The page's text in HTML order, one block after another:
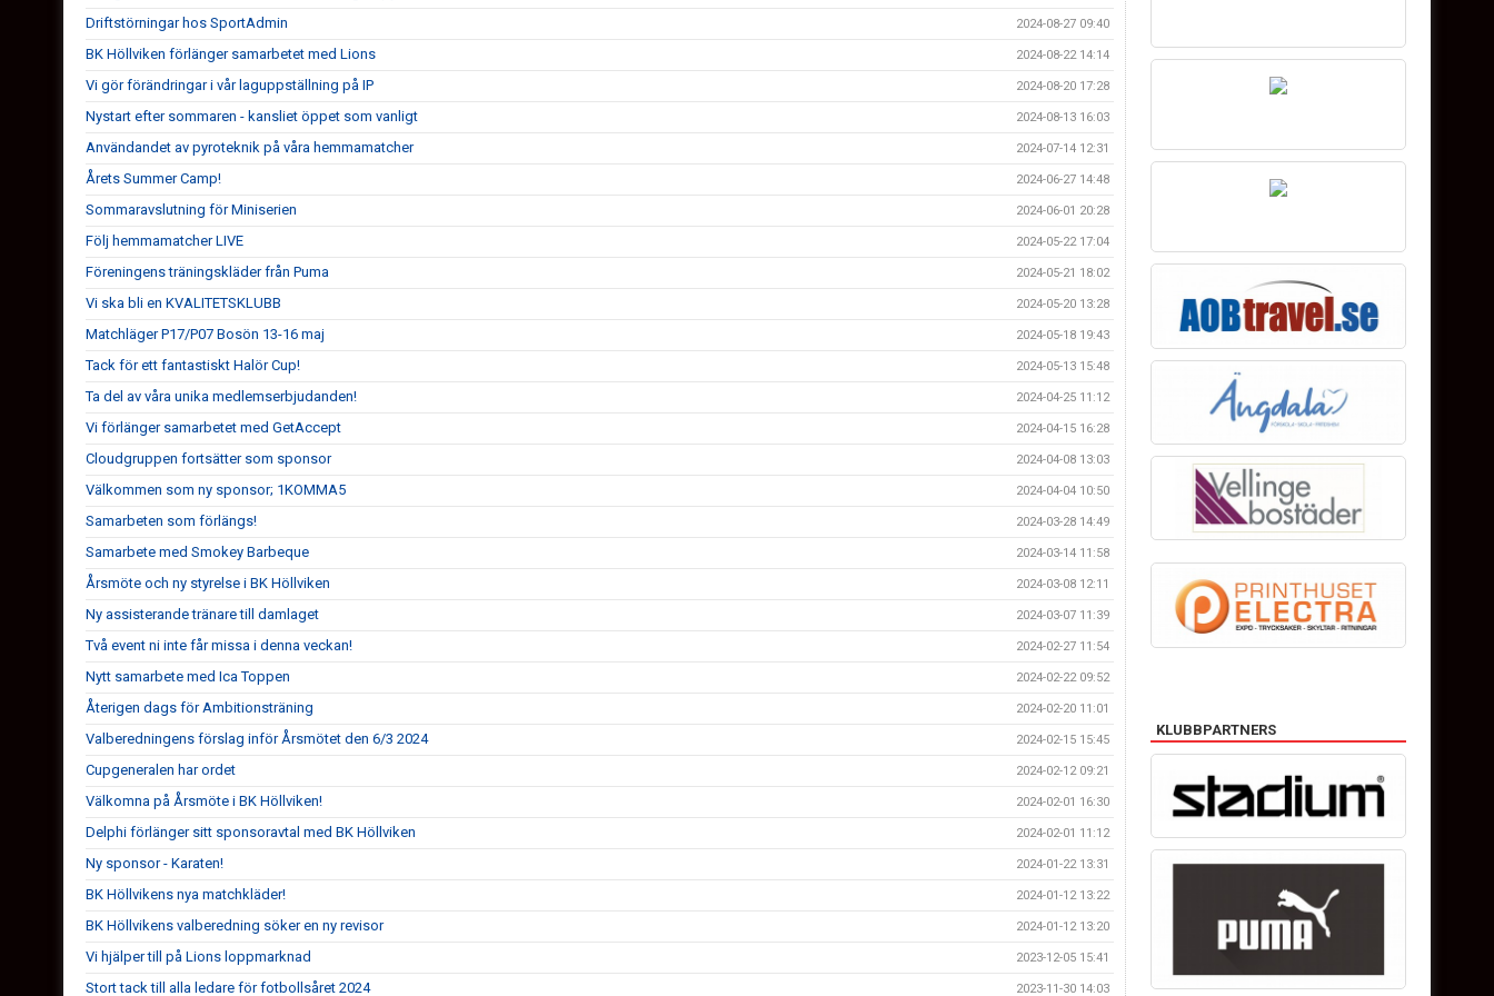
Driftstörningar hos SportAdmin 2024-08-27 09:40
BK Höllviken förlänger samarbetet med Lions 2024-08-22 14:14
Vi gör förändringar i vår laguppställning på IP 2024-08-20 17:28
Nystart efter sommaren - kansliet öppet som vanligt 2024-08-13 16:03
Användandet av pyroteknik på våra hemmamatcher 2024-07-14 12:31
Årets Summer Camp! 2024-06-27 14:48
Sommaravslutning för Miniserien 2024-06-01 20:28
Följ hemmamatcher LIVE 2024-05-22 17:04
Föreningens träningskläder från Puma 2024-05-21 18:02
Vi ska bli en KVALITETSKLUBB 2024-05-20 13:28
Matchläger P17/P07 Bosön 13-16 maj 2024-05-18 19:43
Tack för ett fantastiskt Halör Cup! 2024-05-13 15:48
Ta del av våra unika medlemserbjudanden! 2024-04-25 11:12
Vi förlänger samarbetet med GetAccept 2024-04-15 16:28
Cloudgruppen fortsätter som sponsor 2024-04-08 13:03
Välkommen som ny sponsor; 1KOMMA5 2024-04-04 10:50
Samarbeten som förlängs! 2024-03-28 14:49
Samarbete med Smokey Barbeque 2024-03-14 11:58
Årsmöte och ny styrelse i BK Höllviken 2024-03-08 12:11
Ny assisterande tränare till damlaget 2024-03-07 11:39
Två event ni inte får missa i denna veckan! 2024-02-27 11:54
Nytt samarbete med Ica Toppen 2024-02-22 09:52
Återigen dags för Ambitionsträning 2024-02-20 11:01
Valberedningens förslag inför Årsmötet den 6/3 2024 2024-02-15 15:45
Cupgeneralen har ordet 2024-02-12 09:21
Välkomna på Årsmöte i BK Höllviken! 2024-02-01 16:30
Delphi förlänger sitt sponsoravtal med BK Höllviken 2024-02-01 11:12
Ny sponsor - Karaten! 2024-01-22 13:31
BK Höllvikens nya matchkläder! 2024-01-12 13:22
BK Höllvikens valberedning söker en ny revisor 2024-01-12 13:20
Vi hjälper till på Lions loppmarknad 2023-12-05 15:41
Stort tack till alla ledare för fotbollsåret 2024 2023-11-30 14:03
KLUBBPARTNERS